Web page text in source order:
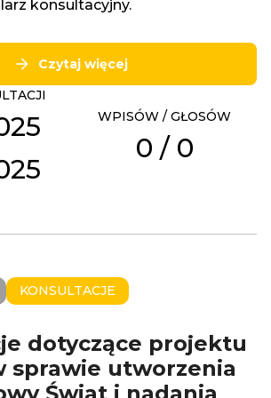
konsultacyjny.
Czytaj więcej
WPISÓW / GŁOSÓW
0 / 0
KONSULTACJE
dotyczące projektu
sprawie utworzenia